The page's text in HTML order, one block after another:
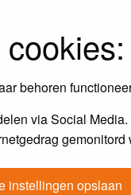
behoren
via Social
instellingen opslaan